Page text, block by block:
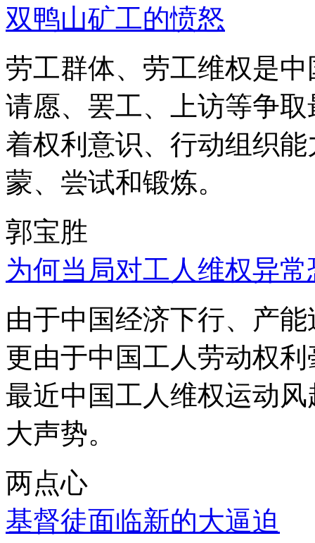
双鸭山矿工的愤怒
劳工群体、劳工维权是
请愿、罢工、上访等争
着权利意识、行动组织
蒙、尝试和锻炼。
郭宝胜
为何当局对工人维权异
由于中国经济下行、产
更由于中国工人劳动权
最近中国工人维权运动
大声势。
两点心
基督徒面临新的大逼迫